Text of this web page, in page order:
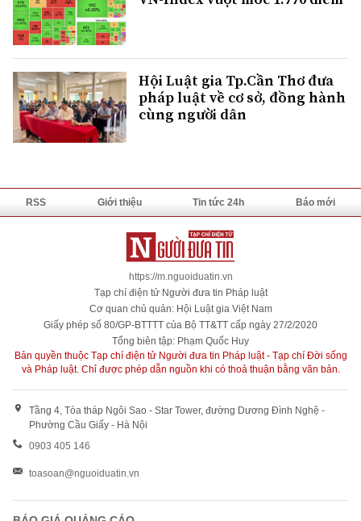
Hội Luật gia Tp.Cần Thơ đưa
pháp luật về cơ sở, đồng hành
cùng người dân
RSS Giới thiệu Tin tức 24h Báo mới
https://m.nguoiduatin.vn
Tạp chí điện tử Người đưa tin Pháp luật
Cơ quan chủ quản: Hội Luật gia Việt Nam
Giấy phép số 80/GP-BTTTT của Bộ TT&TT cấp ngày 27/2/2020
Tổng biên tập: Phạm Quốc Huy
Bản quyền thuộc Tạp chí điện tử Người đưa tin Pháp luật - Tạp chí Đời sống
và Pháp luật. Chỉ được phép dẫn nguồn khi có thoả thuận bằng văn bản.
Tầng 4, Tòa tháp Ngôi Sao - Star Tower, đường Dương Đình Nghệ -
Phường Cầu Giấy - Hà Nội
0903 405 146
toasoan@nguoiduatin.vn